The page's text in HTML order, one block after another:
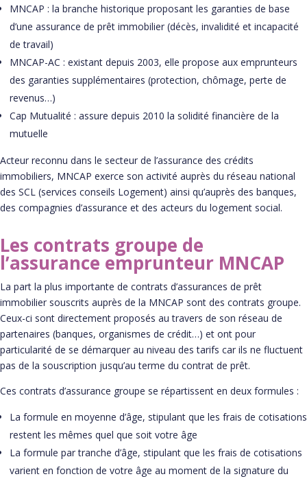
MNCAP : la branche historique proposant les garanties de base
d’une assurance de prêt immobilier (décès, invalidité et incapacité
de travail)
MNCAP-AC : existant depuis 2003, elle propose aux emprunteurs
des garanties supplémentaires (protection, chômage, perte de
revenus…)
Cap Mutualité : assure depuis 2010 la solidité financière de la
mutuelle
Acteur reconnu dans le secteur de l’assurance des crédits
immobiliers, MNCAP exerce son activité auprès du réseau national
des SCL (services conseils Logement) ainsi qu’auprès des banques,
des compagnies d’assurance et des acteurs du logement social.
Les contrats groupe de
l’assurance emprunteur MNCAP
La part la plus importante de contrats d’assurances de prêt
immobilier souscrits auprès de la MNCAP sont des contrats groupe.
Ceux-ci sont directement proposés au travers de son réseau de
partenaires (banques, organismes de crédit…) et ont pour
particularité de se démarquer au niveau des tarifs car ils ne fluctuent
pas de la souscription jusqu’au terme du contrat de prêt.
Ces contrats d’assurance groupe se répartissent en deux formules :
La formule en moyenne d’âge, stipulant que les frais de cotisations
restent les mêmes quel que soit votre âge
La formule par tranche d’âge, stipulant que les frais de cotisations
varient en fonction de votre âge au moment de la signature du